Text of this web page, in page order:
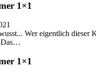
1×1
Wer eigentlich dieser
Das…
1×1